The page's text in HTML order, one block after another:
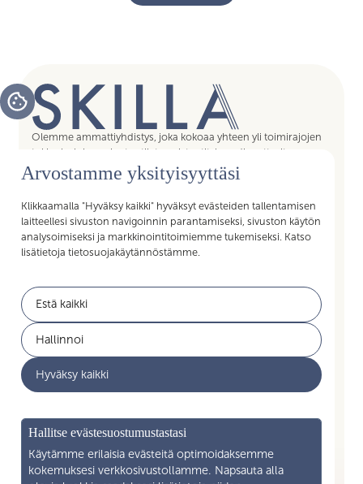
Arvostamme yksityisyyttäsi
Klikkaamalla "Hyväksy kaikki" hyväksyt evästeiden tallentamisen
laitteellesi sivuston navigoinnin parantamiseksi, sivuston käytön
analysoimiseksi ja markkinointitoimiemme tukemiseksi. Katso
lisätietoja tietosuojakäytännöstämme.
Estä kaikki
Hallinnoi
Hyväksy kaikki
Hallitse evästesuostumustastasi
Käytämme erilaisia evästeitä optimoidaksemme
kokemuksesi verkkosivustollamme. Napsauta alla
Olemme ammattiyhdistys, joka kokoaa yhteen yli toimirajojen
tukipalvelujen asiantuntijat, assistentit, koordinaattorit,
esihenkilöt ja päälliköt – kaikki sujuvan arjen mahdollistajat.
Liittymällä Skillan jäseneksi saat Akavan Erityisalojen liiton
Pikalinkit
Jäsenyys
Työelämän palvelut
Ajankohtaista
Yhteystiedot